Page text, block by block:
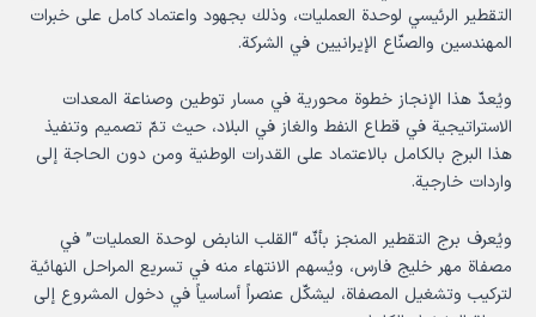
التقطير الرئيسي لوحدة العمليات، وذلك بجهود واعتماد كامل على خبرات
المهندسين والصنّاع الإيرانيين في الشركة.
ويُعدّ هذا الإنجاز خطوة محورية في مسار توطين وصناعة المعدات
الاستراتيجية في قطاع النفط والغاز في البلاد، حيث تمّ تصميم وتنفيذ
هذا البرج بالكامل بالاعتماد على القدرات الوطنية ومن دون الحاجة إلى
واردات خارجية.
ويُعرف برج التقطير المنجز بأنّه “القلب النابض لوحدة العمليات” في
مصفاة مهر خلیج فارس، ويُسهم الانتهاء منه في تسريع المراحل النهائية
لتركيب وتشغيل المصفاة، ليشكّل عنصراً أساسياً في دخول المشروع إلى